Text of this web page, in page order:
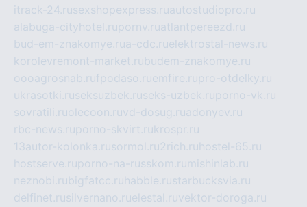
itrack-24.rusexshopexpress.ruautostudiopro.ru
alabuga-cityhotel.rupornv.ruatlantpereezd.ru
bud-em-znakomye.rua-cdc.ruelektrostal-news.ru
korolevremont-market.rubudem-znakomye.ru
oooagrosnab.rufpodaso.ruemfire.rupro-otdelky.ru
ukrasotki.ruseksuzbek.ruseks-uzbek.ruporno-vk.ru
sovratili.ruolecoon.ruvd-dosug.ruadonyev.ru
rbc-news.ruporno-skvirt.rukrospr.ru
13autor-kolonka.rusormol.ru2rich.ru hostel-65.ru
hostserve.ruporno-na-russkom.ru mishinlab.ru
neznobi.rubigfatcc.ru habble.rustarbucksvia.ru
delfinet.rusilvernano.ruelestal.ruvektor-doroga.ru